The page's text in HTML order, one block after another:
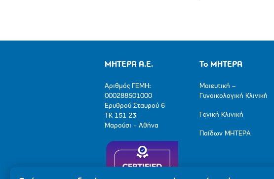
ΜΗΤΕΡΑ Α.Ε.
Αριθμός ΓΕΜΗ:
000288501000
Ερυθρού Σταυρού 6
ΤΚ 151 23
Μαρούσι - Αθήνα
Το ΜΗΤΕΡΑ
Μαιευτική –
Γυναικολογική Κλινική
Γενική Κλινική
Παίδων ΜΗΤΕΡΑ